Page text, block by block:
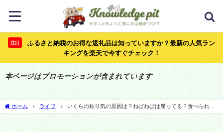
注目
ふるさと納税のお得な返礼品は知っていますか？最新の人気ラン
キングを楽天で今すぐチェック！
本ページはプロモーションが含まれています
ホーム ライフ
いくらの粘り気の原因は？ねばねばは腐ってる？食べられる
か見分ける方法とは